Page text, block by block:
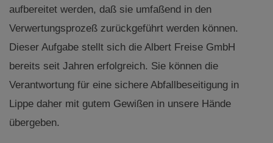
aufbereitet werden, daß sie umfaßend in den
Verwertungsprozeß zurückgeführt werden können.
Dieser Aufgabe stellt sich die Albert Freise GmbH
bereits seit Jahren erfolgreich. Sie können die
Verantwortung für eine sichere Abfallbeseitigung in
Lippe daher mit gutem Gewißen in unsere Hände
übergeben.